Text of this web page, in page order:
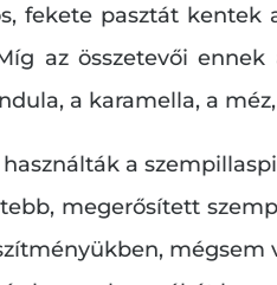
fekete pasztát
az összetevői
a karamella, a
a
megerősített
mégsem